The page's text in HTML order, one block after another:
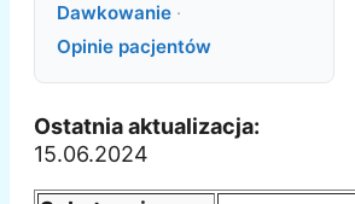
Dawkowanie ·
Opinie pacjentów
Ostatnia aktualizacja:
15.06.2024